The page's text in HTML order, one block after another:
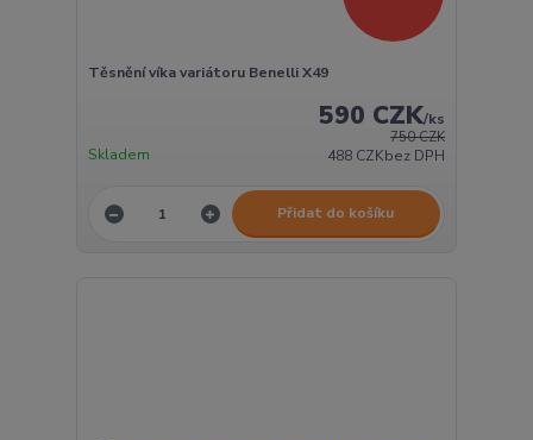
Těsnění víka variátoru Benelli X49
750 CZK
590 CZK/ks
488 CZKbez DPH
Skladem
Přidat do košíku